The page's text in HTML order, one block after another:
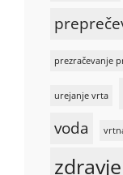
prezračevanje
urejanje vrta
voda
zdravje